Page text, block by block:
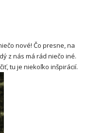
nové! Čo presne, na
z nás má rád niečo iné.
tu je niekoľko inšpirácií.